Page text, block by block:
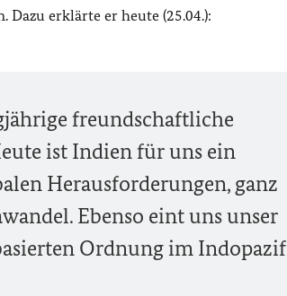
erklärte er heute (25.04.):
freundschaftliche
ist Indien für uns ein
Herausforderungen, ganz
Ebenso eint uns unser
Ordnung im